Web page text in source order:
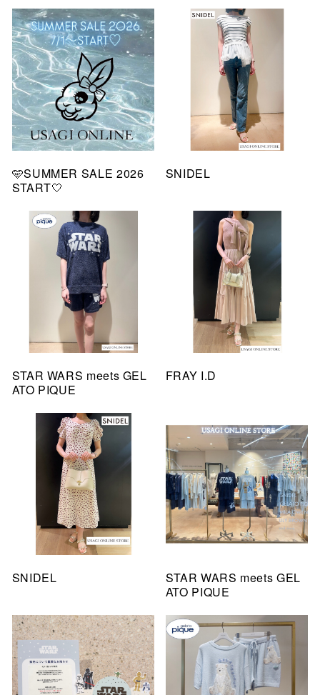
🩵SUMMER SALE 2026
START🤍
SNIDEL
STAR WARS meets GEL
ATO PIQUE
FRAY I.D
SNIDEL
STAR WARS meets GEL
ATO PIQUE